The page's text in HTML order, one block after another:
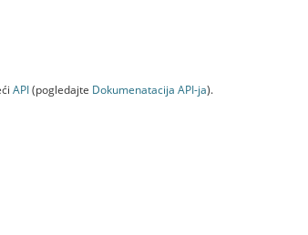
API(pogledajte Dokumenаtаcijа API-jа).